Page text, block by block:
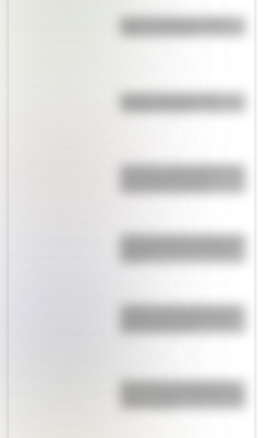
Bandera de Bolivia: historia,
origen y significado
Bandera de Ecuador para
San Martín y Simón Bolívar: así
Castillo de Rafael Obligado, una
¿Sabías que Argentina tuvo la
Buenos Aires al principio del